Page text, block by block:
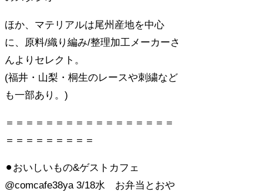
ほか、マテリアルは尾州産地を中心
に、原料/織り編み/整理加工メーカーさ
んよりセレクト。
(福井・山梨・桐生のレースや刺繍など
も一部あり。)
＝＝＝＝＝＝＝＝＝＝＝＝＝＝＝＝＝
＝＝＝＝＝＝＝＝＝
⚫︎おいしいもの&ゲストカフェ
@comcafe38ya 3/18水 お弁当とおや